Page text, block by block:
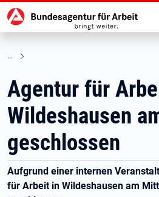
zu den Hauptinhalten springen
Hauptnavigation
Agentur für
Wildeshausen
geschlossen
Aufgrund einer internen
für Arbeit in Wildeshausen am